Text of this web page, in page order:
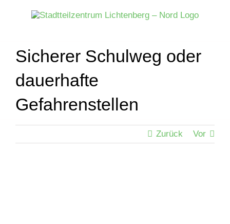
Sicherer Schulweg oder
dauerhafte
Gefahrenstellen
Zurück Vor